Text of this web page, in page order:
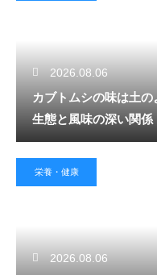
2026.08.06
カブトムシの味は土
生態と風味の深い関係
栄養・健康
2026.08.06